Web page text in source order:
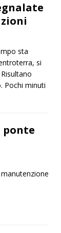
sta
si
Pochi minuti
ponte